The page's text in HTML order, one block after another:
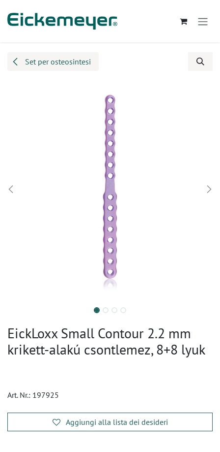
Set per osteosintesi
EickLoxx Small Contour 2.2 mm
krikett-alakú csontlemez, 8+8 lyuk
Art. Nr.: 197925
Aggiungi alla lista dei desideri